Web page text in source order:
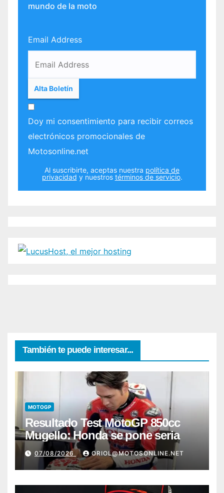
mundo de la moto
Email Address
Doy mi consentimiento para recibir correos
electrónicos promocionales de
Motosonline.net
Al suscribirte, aceptas nuestra política de
privacidad y nuestros términos de servicio.
También te puede interesar...
MOTOGP
Resultado Test MotoGP 850cc
Mugello: Honda se pone seria
07/08/2026 ORIOL@MOTOSONLINE.NET